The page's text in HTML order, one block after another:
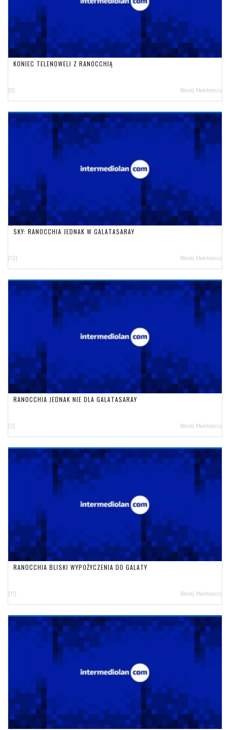
KONIEC TELENOWELI Z RANOCCHIĄ
[9] Błażej Małolepszy
SKY: RANOCCHIA JEDNAK W GALATASARAY
[12] Błażej Małolepszy
RANOCCHIA JEDNAK NIE DLA GALATASARAY
[3] Błażej Małolepszy
RANOCCHIA BLISKI WYPOŻYCZENIA DO GALATY
[11] Błażej Małolepszy